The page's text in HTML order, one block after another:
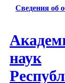
Сведения об
наук